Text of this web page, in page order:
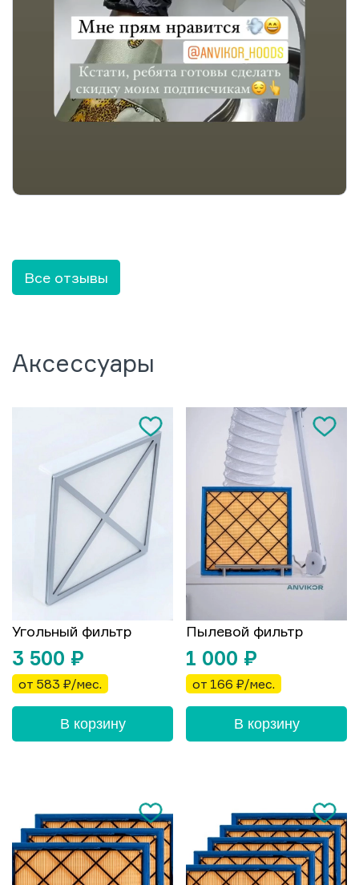
Все отзывы
Аксессуары
Угольный фильтр
3 500 ₽
от 583 ₽/мес.
В корзину
Пылевой фильтр
1 000 ₽
от 166 ₽/мес.
В корзину